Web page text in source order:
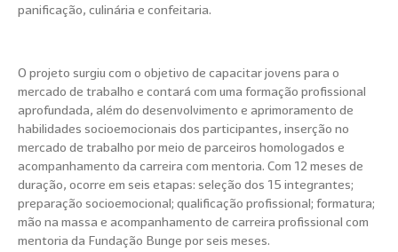
panificação, culinária e confeitaria.
O projeto surgiu com o objetivo de capacitar jovens para o
mercado de trabalho e contará com uma formação profissional
aprofundada, além do desenvolvimento e aprimoramento de
habilidades socioemocionais dos participantes, inserção no
mercado de trabalho por meio de parceiros homologados e
acompanhamento da carreira com mentoria. Com 12 meses de
duração, ocorre em seis etapas: seleção dos 15 integrantes;
preparação socioemocional; qualificação profissional; formatura;
mão na massa e acompanhamento de carreira profissional com
mentoria da Fundação Bunge por seis meses.